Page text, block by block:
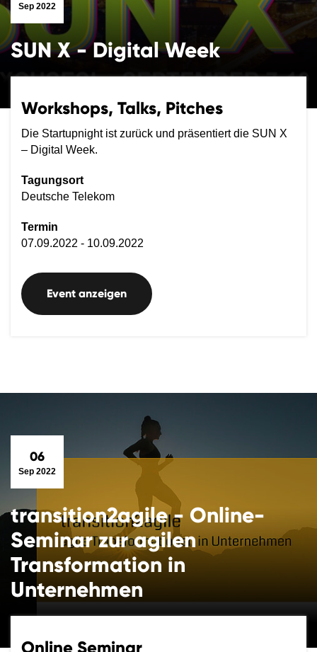
Sep 2022
SUN X - Digital Week
Workshops, Talks, Pitches
Die Startupnight ist zurück und präsentiert die SUN X
– Digital Week.
Tagungsort
Deutsche Telekom
Termin
07.09.2022 - 10.09.2022
Event anzeigen
06
Sep 2022
transition2agile - Online-
Seminar zur agilen
Transformation in
Unternehmen
Online Seminar